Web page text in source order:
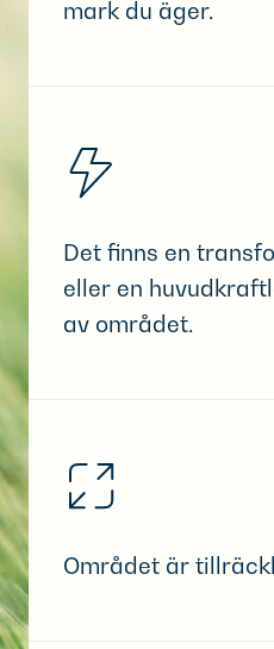
mark du äger.
Det finns en
eller en
av området.
Området är